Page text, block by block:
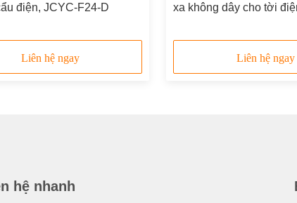
điện, JCYC-F24-D
Liên hệ ngay
xa không dây cho tời
Liên hệ ngay
hệ nhanh